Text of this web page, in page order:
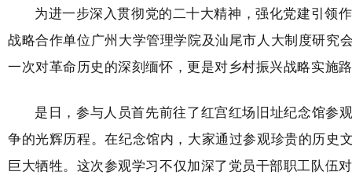
为进一步深入贯彻党的二十大精神，强化党建引领
战略合作单位广州大学管理学院及汕尾市人大制度研究
一次对革命历史的深刻缅怀，更是对乡村振兴战略实施
是日，参与人员首先前往了红宫红场旧址纪念馆参
争的光辉历程。在纪念馆内，大家通过参观珍贵的历史
巨大牺牲。这次参观学习不仅加深了党员干部职工队伍